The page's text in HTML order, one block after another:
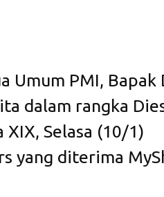
Umum PMI, Bapak
dalam rangka
Selasa (10/1)
yang diterima